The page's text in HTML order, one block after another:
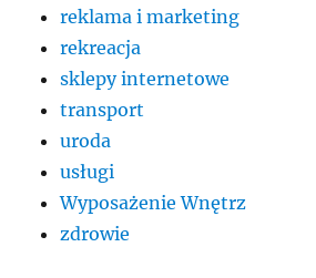
reklama i marketing
rekreacja
sklepy internetowe
transport
uroda
usługi
Wyposażenie Wnętrz
zdrowie